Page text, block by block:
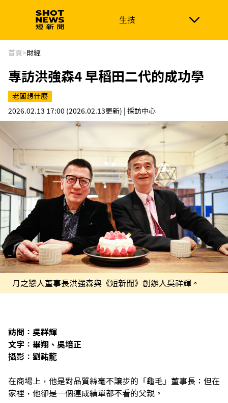
生技
生技 政治
新南向 體育
首頁>財經
專訪洪強森4 早稻田二代的成功學
老闆想什麼
2026.02.13 17:00 (2026.02.13更新) | 採訪中心
月之戀人董事長洪強森與《短新聞》創辦人吳祥輝。
訪問：吳祥輝
文字：畢翔、吳培正
攝影：劉祐龍
在商場上，他是對品質絲毫不讓步的「龜毛」董事長；但在
家裡，他卻是一個連成績單都不看的父親。